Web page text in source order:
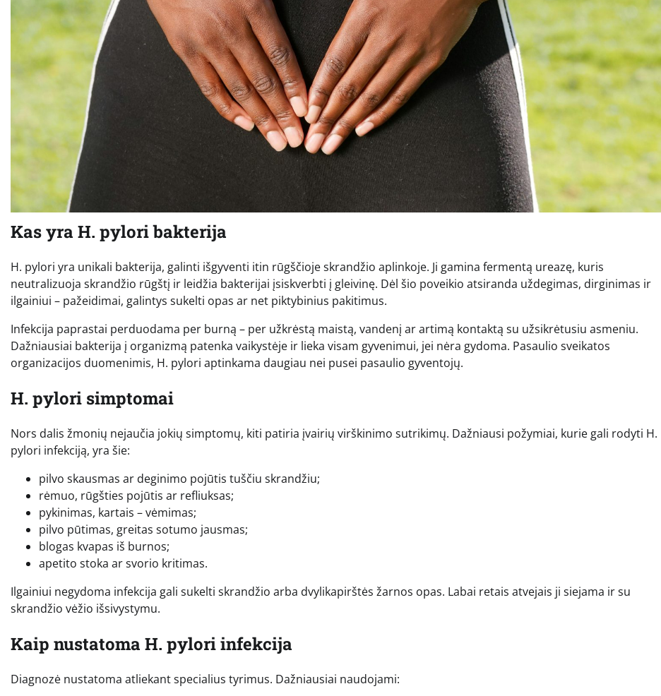
Kas yra H. pylori bakterija
H. pylori yra unikali bakterija, galinti išgyventi itin rūgščioje skrandžio aplinkoje. Ji gamina fermentą ureazę, kuris
neutralizuoja skrandžio rūgštį ir leidžia bakterijai įsiskverbti į gleivinę. Dėl šio poveikio atsiranda uždegimas, dirginimas ir
ilgainiui – pažeidimai, galintys sukelti opas ar net piktybinius pakitimus.
Infekcija paprastai perduodama per burną – per užkrėstą maistą, vandenį ar artimą kontaktą su užsikrėtusiu asmeniu.
Dažniausiai bakterija į organizmą patenka vaikystėje ir lieka visam gyvenimui, jei nėra gydoma. Pasaulio sveikatos
organizacijos duomenimis, H. pylori aptinkama daugiau nei pusei pasaulio gyventojų.
H. pylori simptomai
Nors dalis žmonių nejaučia jokių simptomų, kiti patiria įvairių virškinimo sutrikimų. Dažniausi požymiai, kurie gali rodyti H.
pylori infekciją, yra šie:
pilvo skausmas ar deginimo pojūtis tuščiu skrandžiu;
rėmuo, rūgšties pojūtis ar refliuksas;
pykinimas, kartais – vėmimas;
pilvo pūtimas, greitas sotumo jausmas;
blogas kvapas iš burnos;
apetito stoka ar svorio kritimas.
Ilgainiui negydoma infekcija gali sukelti skrandžio arba dvylikapirštės žarnos opas. Labai retais atvejais ji siejama ir su
skrandžio vėžio išsivystymu.
Kaip nustatoma H. pylori infekcija
Diagnozė nustatoma atliekant specialius tyrimus. Dažniausiai naudojami: